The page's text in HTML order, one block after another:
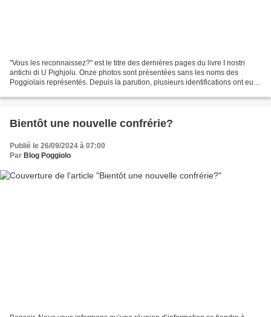
"Vous les reconnaissez?" est le titre des dernières pages du livre I nostri
antichi di U Pighjolu. Onze photos sont présentées sans les noms des
Poggiolais représentés. Depuis la parution, plusieurs identifications ont eu
Bientôt une nouvelle confrérie?
Publié le 26/09/2024 à 07:00
Par Blog Poggiolo